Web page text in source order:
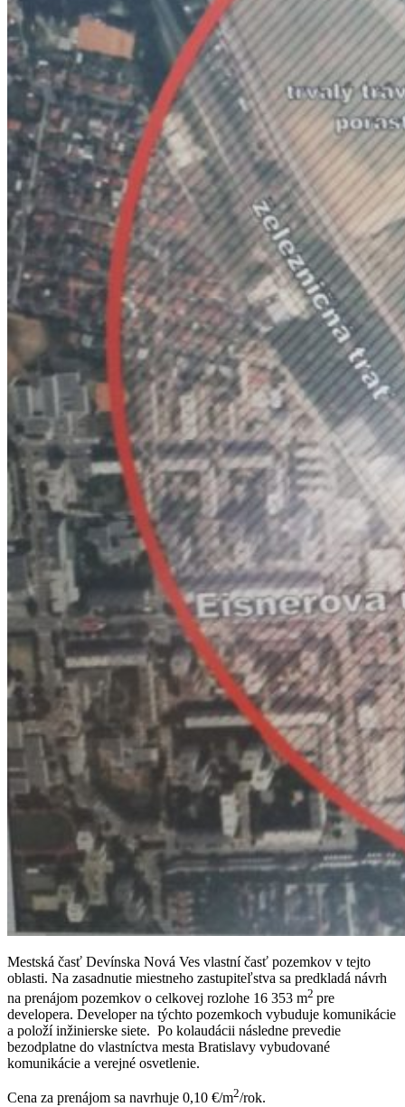
Mestská časť Devínska Nová Ves vlastní časť pozemkov v tejto
oblasti. Na zasadnutie miestneho zastupiteľstva sa predkladá návrh
na prenájom pozemkov o celkovej rozlohe 16 353 m2 pre
developera. Developer na týchto pozemkoch vybuduje komunikácie
a položí inžinierske siete. Po kolaudácii následne prevedie
bezodplatne do vlastníctva mesta Bratislavy vybudované
komunikácie a verejné osvetlenie.
Cena za prenájom sa navrhuje 0,10 €/m2/rok.